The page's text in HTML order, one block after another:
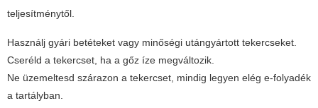
teljesítménytől.
Használj gyári betéteket vagy minőségi utángyártott tekercseket.
Cseréld a tekercset, ha a gőz íze megváltozik.
Ne üzemeltesd szárazon a tekercset, mindig legyen elég e-folyadék
a tartályban.